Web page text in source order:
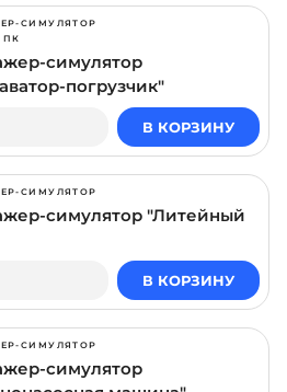
СИМУЛЯТОР
ПК
симулятор
погрузчик"
В КОРЗИНУ
СИМУЛЯТОР
симулятор "Литейный
В КОРЗИНУ
СИМУЛЯТОР
симулятор